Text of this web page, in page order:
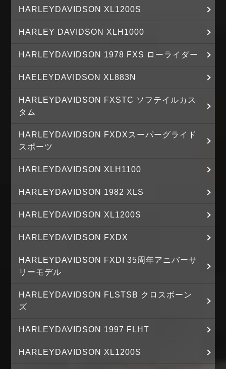
HARLEYDAVIDSON XL1200S
HARLEY DAVIDSON XLH1000
HARLEYDAVIDSON 1978 FXS ローライダー
HAELEYDAVIDSON XL883N
HARLEYDAVIDSON FXSTC ソフテイルカス
タム
HARLEYDAVIDSON FXDXスーパーグライド
スポーツ
HARLEYDAVIDSON XLH1100
HARLEYDAVIDSON 1982 XLS
HARLEYDAVIDSON XL1200S
HARLEYDAVIDSON FXDX
HARLEYDAVIDSON FXDI 35周年アニバーサ
リーモデル
HARLEYDAVIDSON FLSTSB クロスボーン
ズ
HARLEYDAVIDSON 1997 FLHT
HARLEYDAVIDSON XL1200S